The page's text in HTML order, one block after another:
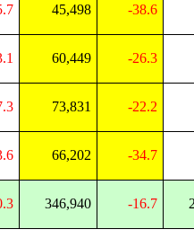
45,498 -38.6
60,449 -26.3
73,831 -22.2
66,202 -34.7
346,940 -16.7